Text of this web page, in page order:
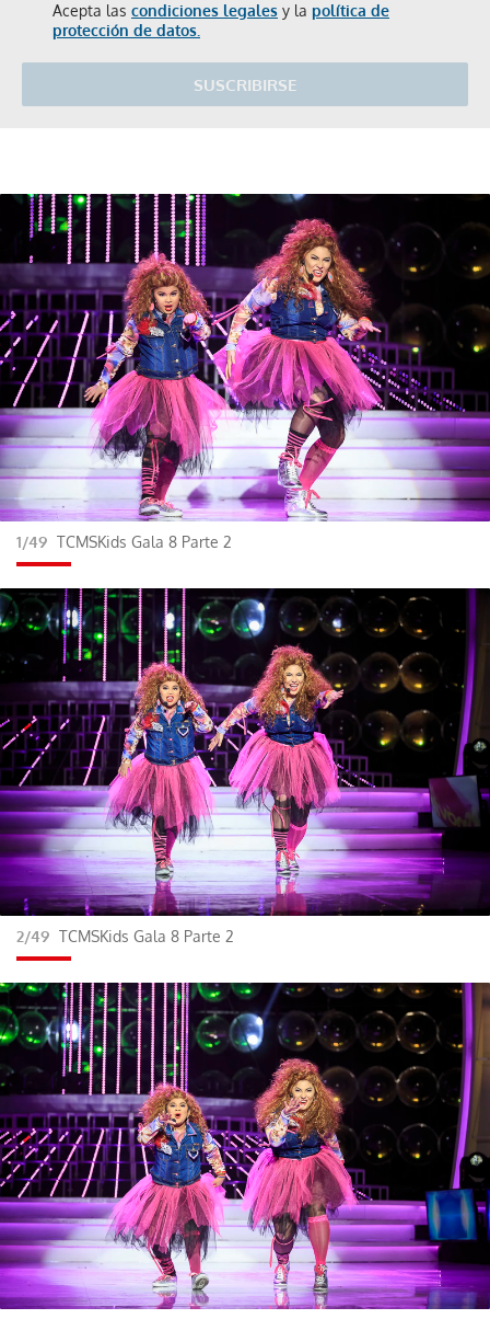
Acepta las condiciones legales y la política de
protección de datos.
SUSCRIBIRSE
1/49 TCMSKids Gala 8 Parte 2
2/49 TCMSKids Gala 8 Parte 2